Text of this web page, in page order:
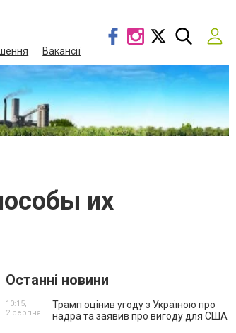
Вакансії
их
Останні новини
Трамп оцінив угоду з Україною про
надра та заявив про вигоду для США
10:15,
2 серпня